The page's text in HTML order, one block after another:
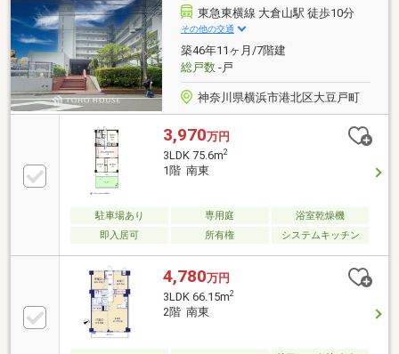
く過ごせる南向き角住戸ですご見学のご希望、資料請
求、ご質問などなど、お気軽にまずはお問い合わせく
ださい♪スーモ未掲載物件などもご用意がございま
す。【フリーダイヤル： 0120-821-930 】
東急東横線 大倉山駅 徒歩10分
その他の交通
築46年11ヶ月/7階建
総戸数-戸
神奈川県横浜市港北区大豆戸町
3,970万円
3LDK 75.6m2
1階 南東
駐車場あり 専用庭
浴室乾燥機
即入居可
所有権 システムキッチン
4,780万円
3LDK 66.15m2
2階 南東